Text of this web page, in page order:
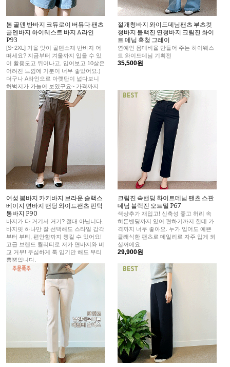
봄 골덴 반바지 코듀로이 버뮤다 팬츠
골덴바지 하이웨스트 바지 A라인
P93
[S~2XL] 가을 맞이 골덴소재 반바지 어
떠세요? 지금부터 겨울까지 입을 수 있
어 활용도고 뛰어나고, 입어보고 10살은
어려진 느낌에 기분이 너무 좋았어요:)
더구나 A라인으로 아랫단이 넓다보니
허벅지가 가늘어 보였구요~ 가격까지
너무 착해요 ♡
절개청바지 와이드데님팬츠 부츠컷
청바지 블랙진 연청바지 크림진 화이
트 데님 흑청 그레이
연예인 몸매비율 만들어 주는 하이웨스
트 와이드데님 기획전
35,500원
여성 봄바지 카키바지 브라운 슬랙스
베이지 면바지 밴딩 와이드팬츠 핀턱
통바지 P90
바지가 다 거기서 거기? 절대 아닙니다.
바지핏 하나만 잘 선택해도 스타일 감각
부터 부티, 편안함까지 챙길 수 있어요!
고급 브랜드 퀄리티로 저가 면바지와 비
교 거부! 무심하게 툭 입기만 해도 부티
뿜뿜입니다.
67,500원
크림진 속밴딩 화이트데님 팬츠 스판
데님 블랙진 오트밀 P67
색상추가 재입고! 신축성 좋고 허리 속
히든밴딩까지 있어 편하기까지 한데 가
격까지 너무 좋아요. 누가 입어도 예쁜
클래식한 팬츠로 데일리로 자주 입게 되
실꺼에요.
29,900원